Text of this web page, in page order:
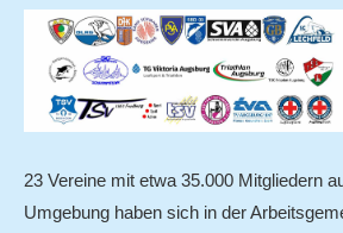
Vorstand
Angebot
Mitgliedschaft
Downloads
23 Vereine mit etwa 35.000 Mitgliedern
Umgebung haben sich in der